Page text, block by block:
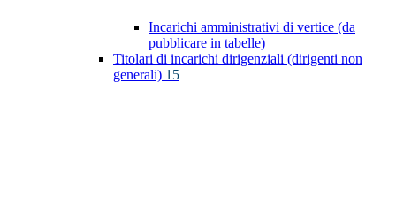
Incarichi amministrativi di vertice (da
pubblicare in tabelle)
Titolari di incarichi dirigenziali (dirigenti non
generali) 15